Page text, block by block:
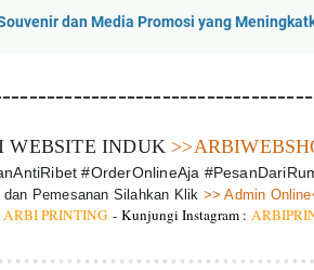
dan Media Promosi yang
WEBSITE INDUK
#OrderOnlineAja
dan Pemesanan Silahkan Klik >> Admin
ARBI PRINTING - Kunjungi Instagram :